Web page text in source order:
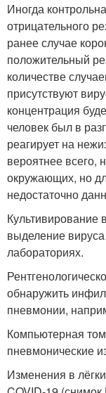
Иногда
отрицательного
ранее случае
положительный
количестве
присутствуют
концентрация
человек был в
реагирует на
вероятнее всего,
окружающих, но
недостаточно
Культивирование
выделение
лабораториях.
обнаружить
пневмонии,
Компьютерная
пневмонические
Изменения в